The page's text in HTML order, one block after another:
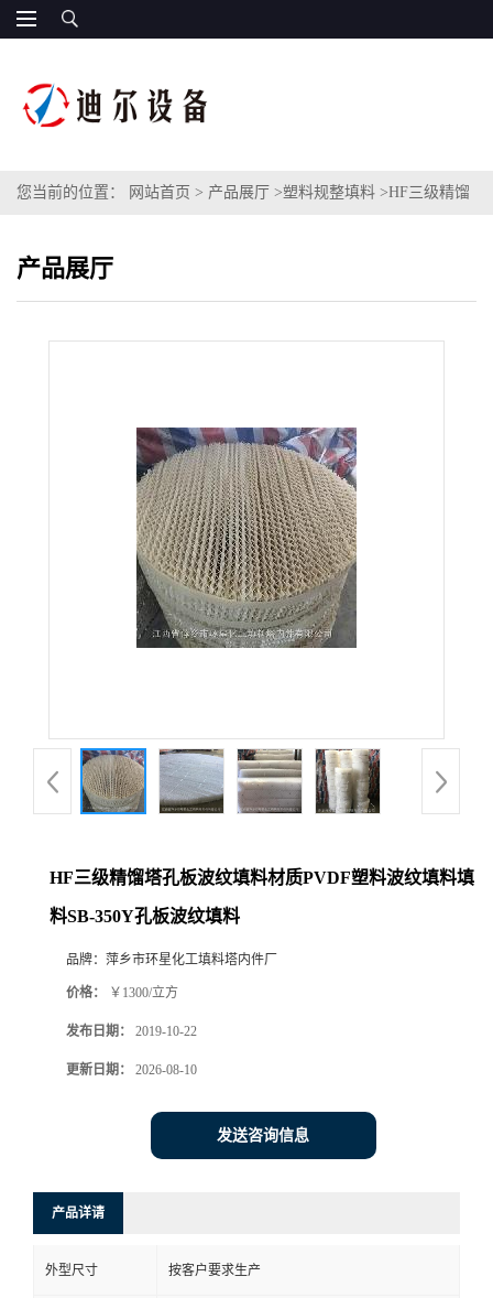
您当前的位置： 网站首页 > 产品展厅 >塑料规整填料 >HF三级精馏
产品展厅
HF三级精馏塔孔板波纹填料材质PVDF塑料波纹填料填
料SB-350Y孔板波纹填料
品牌： 萍乡市环星化工填料塔内件厂
价格： ￥1300/立方
发布日期： 2019-10-22
更新日期： 2026-08-10
发送咨询信息
产品详请
外型尺寸 按客户要求生产